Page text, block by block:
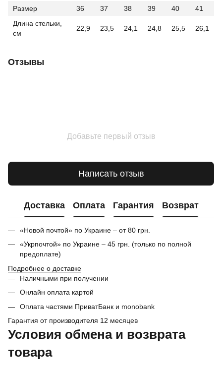
Размер 36 37 38 39 40
41
Длина стельки,
см
22,9 23,5 24,1 24,8 25,5 26,1
Отзывы
Добавьте первый отзыв
Написать отзыв
Доставка Оплата Гарантия Возврат
«Новой почтой» по Украине – от 80 грн.
«Укрпочтой» по Украине – 45 грн. (только по полной
предоплате)
Подробнее о доставке
Наличными при получении
Онлайн оплата картой
Оплата частями ПриватБанк и monobank
Гарантия от производителя 12 месяцев
Условия обмена и возврата
товара